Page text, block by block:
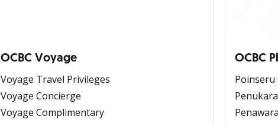
OCBC Voyage
Voyage Travel Privileges
Voyage Concierge
Voyage Complimentary
OCBC